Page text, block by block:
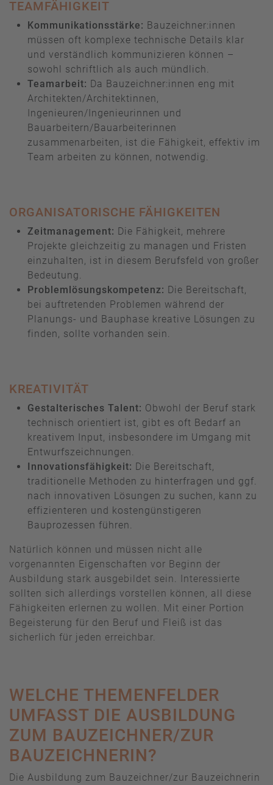
TEAMFÄHIGKEIT
Kommunikationsstärke: Bauzeichner:innen
müssen oft komplexe technische Details klar
und verständlich kommunizieren können –
sowohl schriftlich als auch mündlich.
Teamarbeit: Da Bauzeichner:innen eng mit
Architekten/Architektinnen,
Ingenieuren/Ingenieurinnen und
Bauarbeitern/Bauarbeiterinnen
zusammenarbeiten, ist die Fähigkeit, effektiv im
Team arbeiten zu können, notwendig.
ORGANISATORISCHE FÄHIGKEITEN
Zeitmanagement: Die Fähigkeit, mehrere
Projekte gleichzeitig zu managen und Fristen
einzuhalten, ist in diesem Berufsfeld von großer
Bedeutung.
Problemlösungskompetenz: Die Bereitschaft,
bei auftretenden Problemen während der
Planungs- und Bauphase kreative Lösungen zu
finden, sollte vorhanden sein.
KREATIVITÄT
Gestalterisches Talent: Obwohl der Beruf stark
technisch orientiert ist, gibt es oft Bedarf an
kreativem Input, insbesondere im Umgang mit
Entwurfszeichnungen.
Innovationsfähigkeit: Die Bereitschaft,
traditionelle Methoden zu hinterfragen und ggf.
nach innovativen Lösungen zu suchen, kann zu
effizienteren und kostengünstigeren
Bauprozessen führen.
Natürlich können und müssen nicht alle
vorgenannten Eigenschaften vor Beginn der
Ausbildung stark ausgebildet sein. Interessierte
sollten sich allerdings vorstellen können, all diese
Fähigkeiten erlernen zu wollen. Mit einer Portion
Begeisterung für den Beruf und Fleiß ist das
sicherlich für jeden erreichbar.
WELCHE THEMENFELDER
UMFASST DIE AUSBILDUNG
ZUM BAUZEICHNER/ZUR
BAUZEICHNERIN?
Die Ausbildung zum Bauzeichner/zur Bauzeichnerin